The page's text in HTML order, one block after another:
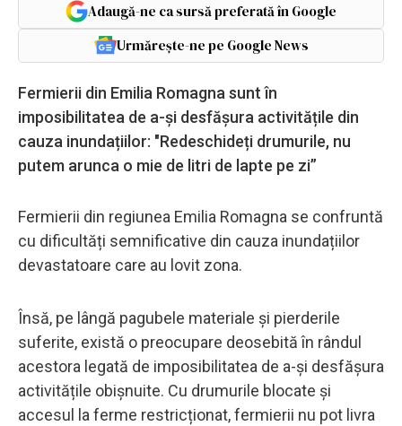
Adaugă-ne ca sursă preferată în Google
Urmărește-ne pe Google News
Fermierii din Emilia Romagna sunt în
imposibilitatea de a-și desfășura activitățile din
cauza inundațiilor: "Redeschideți drumurile, nu
putem arunca o mie de litri de lapte pe zi”
Fermierii din regiunea Emilia Romagna se confruntă
cu dificultăți semnificative din cauza inundațiilor
devastatoare care au lovit zona.
Însă, pe lângă pagubele materiale și pierderile
suferite, există o preocupare deosebită în rândul
acestora legată de imposibilitatea de a-și desfășura
activitățile obișnuite. Cu drumurile blocate și
accesul la ferme restricționat, fermierii nu pot livra